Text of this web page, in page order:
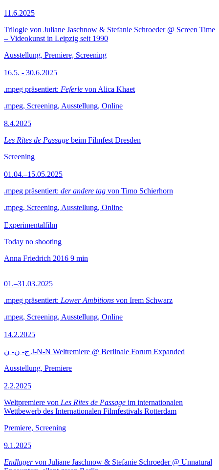
11.6.2025
Trilogie von Juliane Jaschnow & Stefanie Schroeder @ Screen Time
– Videokunst in Leipzig seit 1990
Ausstellung, Premiere, Screening
16.5. - 30.6.2025
.mpeg präsentiert: Feferle von Alica Khaet
.mpeg, Screening, Ausstellung, Online
8.4.2025
Les Rites de Passage beim Filmfest Dresden
Screening
01.04.–15.05.2025
.mpeg präsentiert: der andere tag von Timo Schierhorn
.mpeg, Screening, Ausstellung, Online
Experimentalfilm
Today no shooting
Anna Friedrich 2016 9 min
01.–31.03.2025
.mpeg präsentiert: Lower Ambitions von Irem Schwarz
.mpeg, Screening, Ausstellung, Online
14.2.2025
ج- ن- ن J-N-N Weltremiere @ Berlinale Forum Expanded
Ausstellung, Premiere
2.2.2025
Weltpremiere von Les Rites de Passage im internationalen
Wettbewerb des Internationalen Filmfestivals Rotterdam
Premiere, Screening
9.1.2025
Endlagervon Juliane Jaschnow & Stefanie Schroeder @ Unnatural